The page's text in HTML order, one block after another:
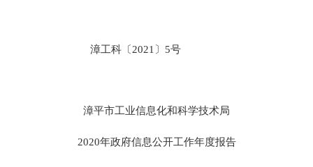
漳工科〔2021 〕 5号
漳平市工业信息化和科学技术局
2020年政府信息公开工作年度报告